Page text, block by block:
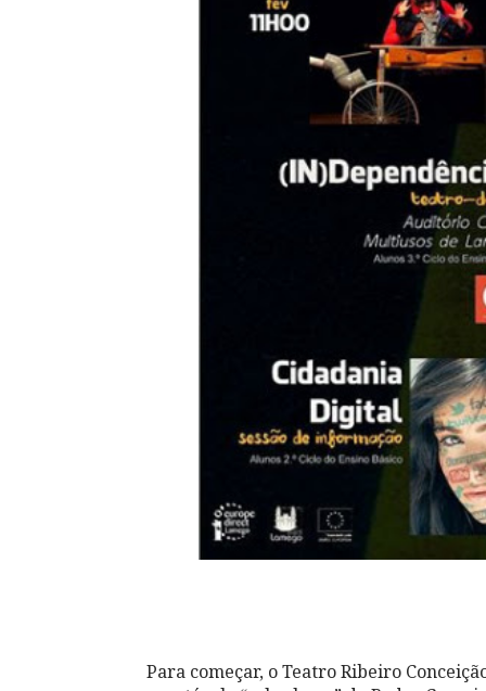
Para começar, o Teatro Ribeiro